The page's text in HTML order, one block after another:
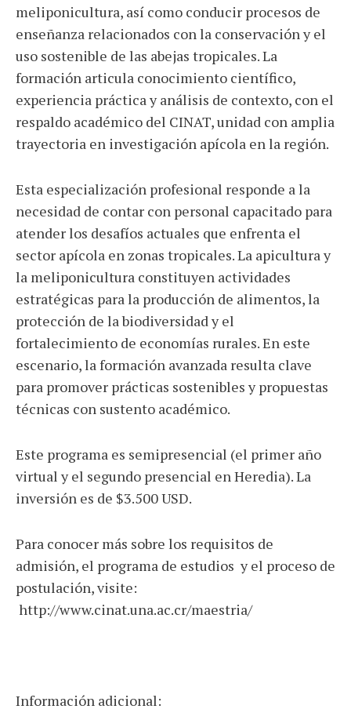
meliponicultura, así como conducir procesos de
enseñanza relacionados con la conservación y el
uso sostenible de las abejas tropicales. La
formación articula conocimiento científico,
experiencia práctica y análisis de contexto, con el
respaldo académico del CINAT, unidad con amplia
trayectoria en investigación apícola en la región.
Esta especialización profesional responde a la
necesidad de contar con personal capacitado para
atender los desafíos actuales que enfrenta el
sector apícola en zonas tropicales. La apicultura y
la meliponicultura constituyen actividades
estratégicas para la producción de alimentos, la
protección de la biodiversidad y el
fortalecimiento de economías rurales. En este
escenario, la formación avanzada resulta clave
para promover prácticas sostenibles y propuestas
técnicas con sustento académico.
Este programa es semipresencial (el primer año
virtual y el segundo presencial en Heredia). La
inversión es de $3.500 USD.
Para conocer más sobre los requisitos de
admisión, el programa de estudios y el proceso de
postulación, visite:
http://www.cinat.una.ac.cr/maestria/
Información adicional: